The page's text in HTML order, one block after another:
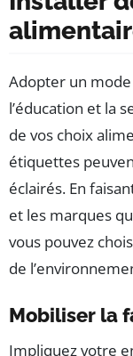
Adopter un
l’éducation et la
de vos choix
étiquettes
éclairés. En
et les marques
vous pouvez
de
Mobiliser la
Impliquez votre